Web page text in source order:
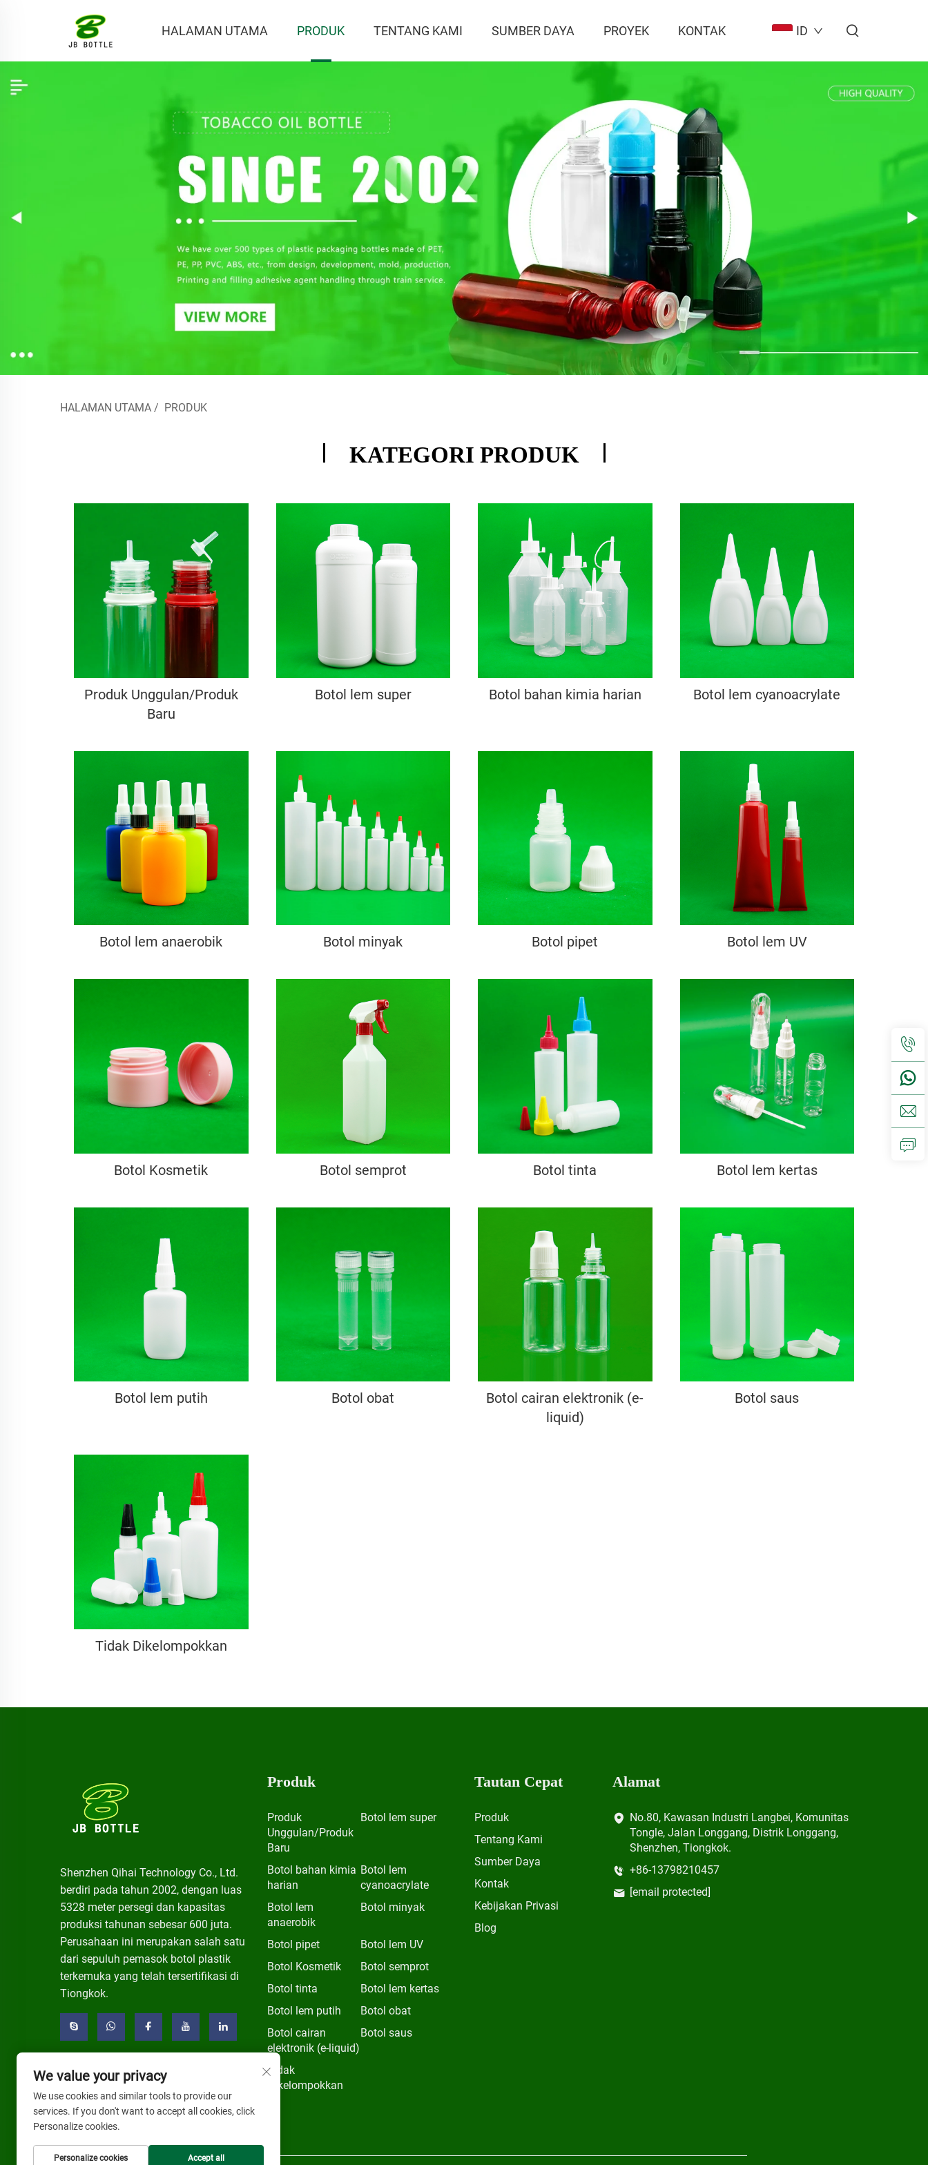
HALAMAN UTAMA PRODUK TENTANG KAMI SUMBER DAYA PROYEK KONTAK ID
HALAMAN UTAMA / PRODUK
KATEGORI PRODUK
Produk Unggulan/Produk
Baru
Botol lem super Botol bahan kimia harian Botol lem cyanoacrylate
Botol lem anaerobik Botol minyak Botol pipet Botol lem UV
Botol Kosmetik Botol semprot Botol tinta Botol lem kertas
Botol lem putih Botol obat
Botol cairan elektronik (e-
liquid)
Botol saus
Tidak Dikelompokkan
Shenzhen Qihai Technology Co., Ltd.
berdiri pada tahun 2002, dengan luas
5328 meter persegi dan kapasitas
produksi tahunan sebesar 600 juta.
Perusahaan ini merupakan salah satu
dari sepuluh pemasok botol plastik
terkemuka yang telah tersertifikasi di
Tiongkok.
Produk
Produk
Unggulan/Produk
Baru
Botol lem super
Botol bahan kimia
harian
Botol lem
cyanoacrylate
Botol lem
anaerobik
Botol minyak
Botol pipet
Botol lem UV
Botol Kosmetik
Botol semprot
Botol tinta
Botol lem kertas
Botol lem putih
Botol obat
Botol cairan
elektronik (e-liquid)
Botol saus
Tidak
Dikelompokkan
Tautan Cepat
Produk
Tentang Kami
Sumber Daya
Kontak
Kebijakan Privasi
Blog
Alamat
No.80, Kawasan Industri Langbei, Komunitas
Tongle, Jalan Longgang, Distrik Longgang,
Shenzhen, Tiongkok.
+86-13798210457
[email protected]
We value your privacy
We use cookies and similar tools to provide our
services. If you don't want to accept all cookies, click
Personalize cookies.
Personalize cookies Accept all